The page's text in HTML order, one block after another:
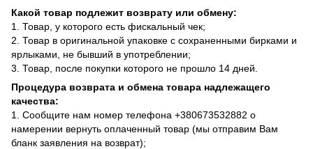
Какой товар подлежит возврату или обмену:
1. Товар, у которого есть фискальный чек;
2. Товар в оригинальной упаковке с сохраненными бирками и
ярлыками, не бывший в употреблении;
3. Товар, после покупки которого не прошло 14 дней.
Процедура возврата и обмена товара надлежащего
качества:
1. Сообщите нам номер телефона +380673532882 о
намерении вернуть оплаченный товар (мы отправим Вам
бланк заявления на возврат);